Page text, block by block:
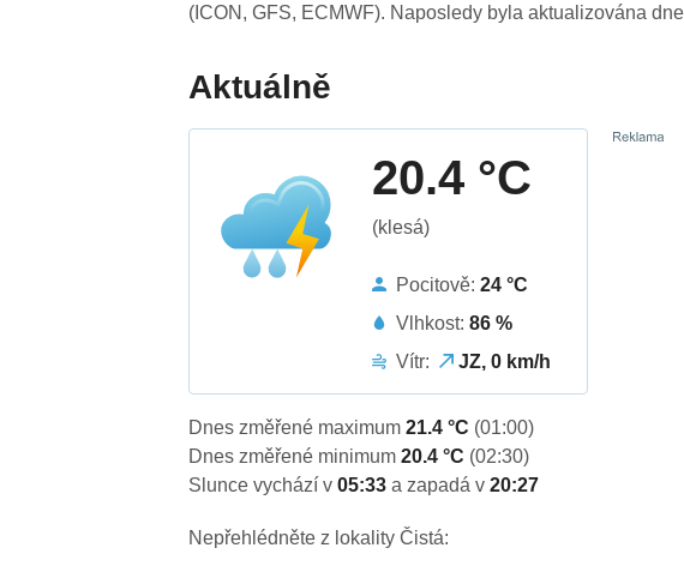
(ICON, GFS, ECMWF). Naposledy byla aktualizována
Aktuálně
20.4 °C
(klesá)
Pocitově:24 °C
Vlhkost:86 %
Vítr:
JZ, 0 km/h
Dnes změřené maximum21.4 °C (01:00)
Dnes změřené minimum20.4 °C (02:30)
Slunce vychází v05:33a zapadá v20:27
Nepřehlédněte z lokality Čistá: